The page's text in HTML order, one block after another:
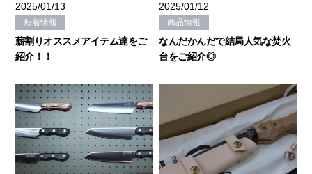
2025/01/13
新着情報
薪割りオススメアイテム達をご
紹介！！
2025/01/12
商品情報
なんだかんだで結局人気な焚火
台をご紹介◎